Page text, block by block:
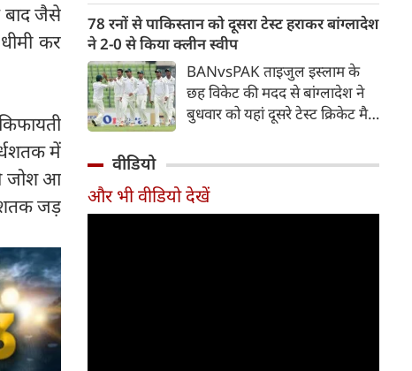
बाद जैसे
कर
में
जोश आ
जड़
जिसमें युवा ऑलराउंडर माधव तिवारी
सबसे बड़े आकर्षण के रूप में
उभरकर सामने आए हैं। इंडियन
प्रीमियर लीग में दिल्ली कैपिटल्स का
हिस्सा रहे माधव तिवारी इस समय
मध्य प्रदेश के सबसे चर्चित युवा
78 रनों से पाकिस्तान को दूसरा टेस्ट हराकर बांग्लादेश
ने 2-0 से किया क्लीन स्वीप
BANvsPAK ताइजुल इस्लाम के
छह विकेट की मदद से बांग्लादेश ने
बुधवार को यहां दूसरे टेस्ट क्रिकेट मैच
का पीछा करते हुए 358 रन पर
आउट हो गई। बांग्लादेश ने पहला
वीडियो
और भी वीडियो देखें